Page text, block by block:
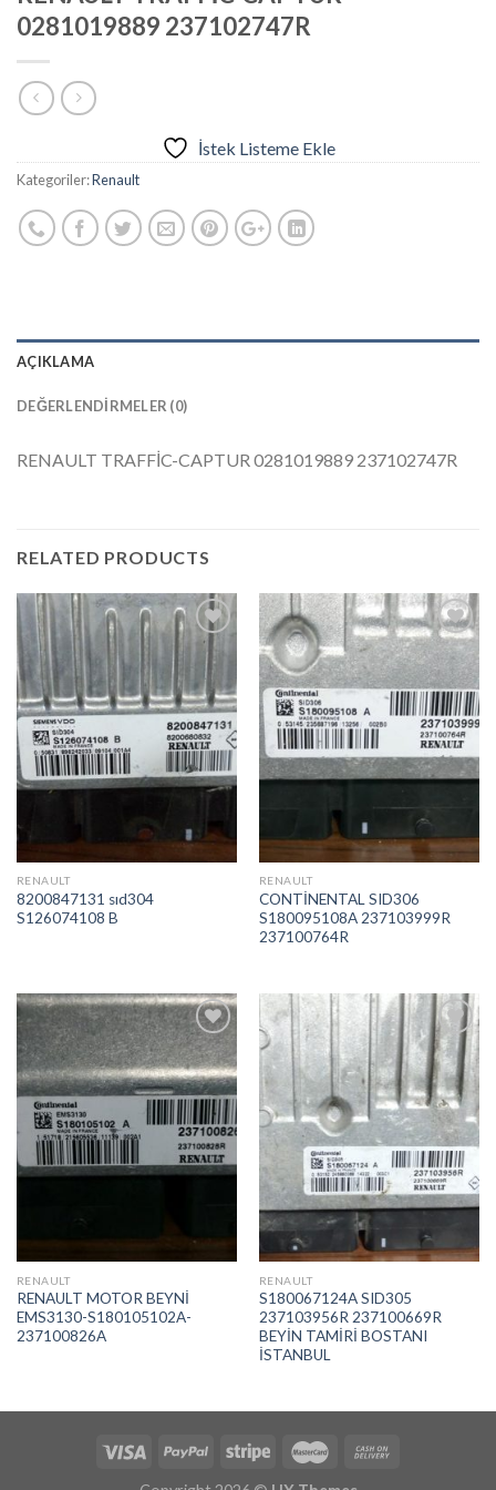
0281019889 237102747R
İstek Listeme Ekle
Kategoriler:Renault
AÇIKLAMA
DEĞERLENDIRMELER (0)
RENAULT TRAFFİC-CAPTUR 0281019889 237102747R
RELATED PRODUCTS
İstek
Listeme
Ekle
RENAULT
8200847131 sıd304
S126074108 B
İstek
Listeme
Ekle
RENAULT
CONTİNENTAL SID306
S180095108A 237103999R
237100764R
İstek
Listeme
Ekle
RENAULT
RENAULT MOTOR BEYNİ
EMS3130-S180105102A-
237100826A
İstek
Listeme
Ekle
RENAULT
S180067124A SID305
237103956R 237100669R
BEYİN TAMİRİ BOSTANI
İSTANBUL